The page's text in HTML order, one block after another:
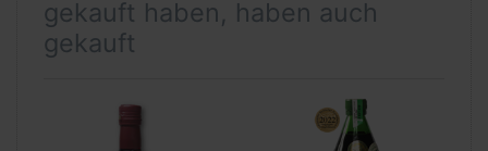
gekauft haben, haben auch
gekauft